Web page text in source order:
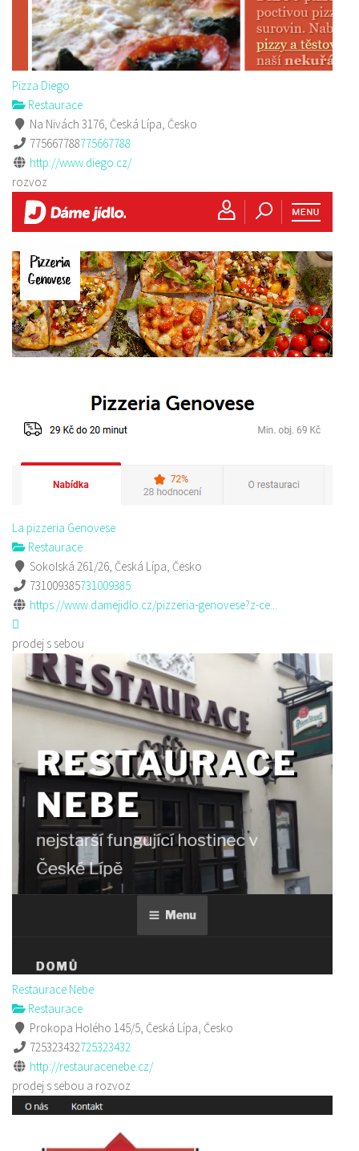
Pizza Diego
Restaurace
Na Nivách 3176, Česká Lípa, Česko
775667788775667788
http://www.diego.cz/
rozvoz
La pizzeria Genovese
Restaurace
Sokolská 261/26, Česká Lípa, Česko
731009385731009385
https://www.damejidlo.cz/pizzeria-genovese?z-ce...
prodej s sebou
Restaurace Nebe
Restaurace
Prokopa Holého 145/5, Česká Lípa, Česko
725323432725323432
http://restauracenebe.cz/
prodej s sebou a rozvoz